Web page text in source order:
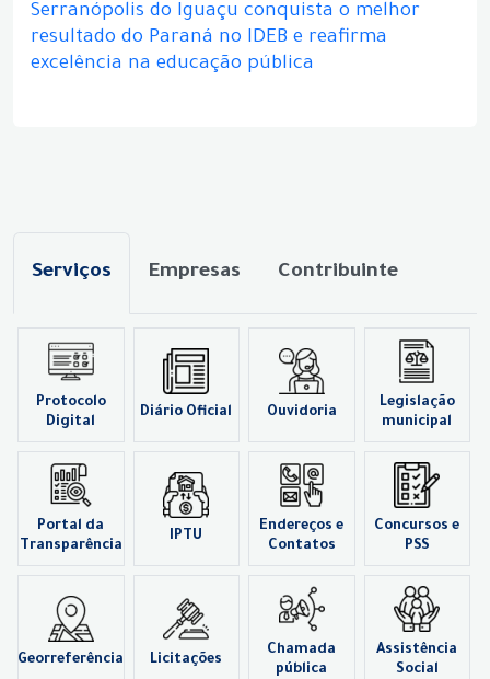
Serranópolis do Iguaçu conquista o melhor
resultado do Paraná no IDEB e reafirma
excelência na educação pública
Serviços Empresas Contribuinte
Protocolo
Digital
Diário Oficial Ouvidoria
Legislação
municipal
Portal da
Transparência
IPTU
Endereços e
Contatos
Concursos e
PSS
Georreferência Licitações
Chamada
pública
Assistência
Social